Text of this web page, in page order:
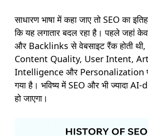
साधारण भाषा में कहा जाए तो SEO का
कि यह लगातार बदल रहा है। पहले जहां
और Backlinks से वेबसाइट रैंक होती
Content Quality, User Intent,
Intelligence और Personalization
गया है। भविष्य में SEO और भी ज्यादा AI-
हो जाएगा।